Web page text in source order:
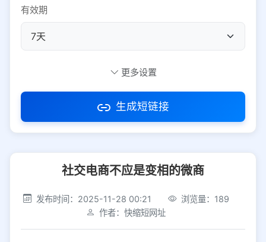
有效期
访问密码
社交平台 电商平台
选择防红平台类型，避免链接被拦截
更多设置
生成短链接
社交电商不应是变相的微商
发布时间：2025-11-28 00:21
浏览量：189
作者：快缩短网址